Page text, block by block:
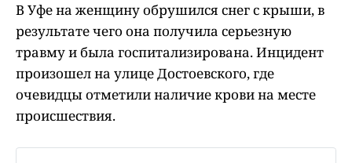
В Уфе на женщину обрушился снег с крыши, в
результате чего она получила серьезную
травму и была госпитализирована. Инцидент
произошел на улице Достоевского, где
очевидцы отметили наличие крови на месте
происшествия.